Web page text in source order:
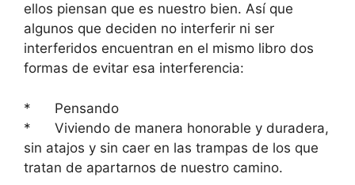
ellos piensan que es nuestro bien. Así que
algunos que deciden no interferir ni ser
interferidos encuentran en el mismo libro dos
formas de evitar esa interferencia:
* Pensando
* Viviendo de manera honorable y duradera,
sin atajos y sin caer en las trampas de los que
tratan de apartarnos de nuestro camino.